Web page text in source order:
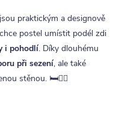
jsou praktickým a designově
postel umístit podél zdi
i pohodlí. Díky dlouhému
při sezení, ale také
stěnou. 🛏️🧍‍♂️